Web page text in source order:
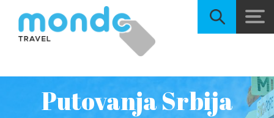
Putovanja Srbija